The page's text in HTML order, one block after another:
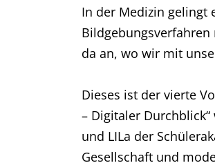
In der Medizin gelingt
da an, wo wir mit
Dieses ist der vierte
– Digitaler
und LILa der
Gesellschaft und